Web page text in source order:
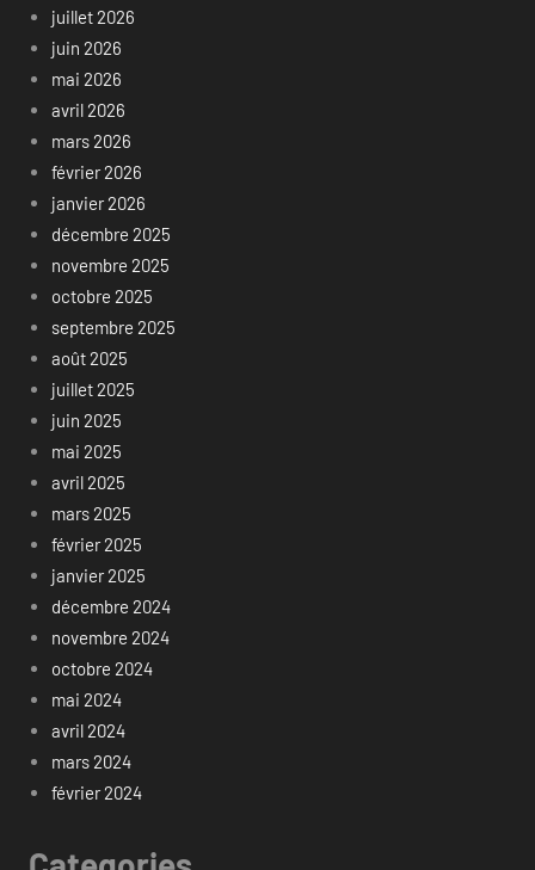
juillet 2026
juin 2026
mai 2026
avril 2026
mars 2026
février 2026
janvier 2026
décembre 2025
novembre 2025
octobre 2025
septembre 2025
août 2025
juillet 2025
juin 2025
mai 2025
avril 2025
mars 2025
février 2025
janvier 2025
décembre 2024
novembre 2024
octobre 2024
mai 2024
avril 2024
mars 2024
février 2024